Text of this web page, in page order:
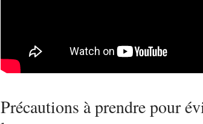
Précautions à prendre pour